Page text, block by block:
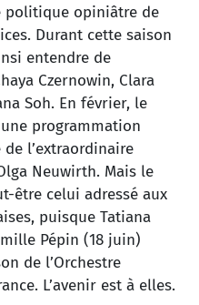
politique opiniâtre de
Durant cette saison
entendre de
Czernowin, Clara
Soh. En février, le
programmation
l’extraordinaire
Neuwirth. Mais le
être celui adressé aux
puisque Tatiana
Pépin (18 juin)
de l’Orchestre
L’avenir est à elles.